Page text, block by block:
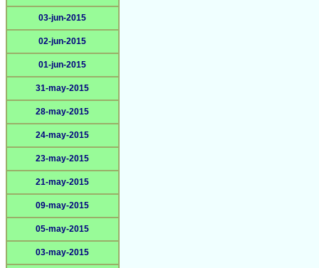
03-jun-2015
02-jun-2015
01-jun-2015
31-may-2015
28-may-2015
24-may-2015
23-may-2015
21-may-2015
09-may-2015
05-may-2015
03-may-2015